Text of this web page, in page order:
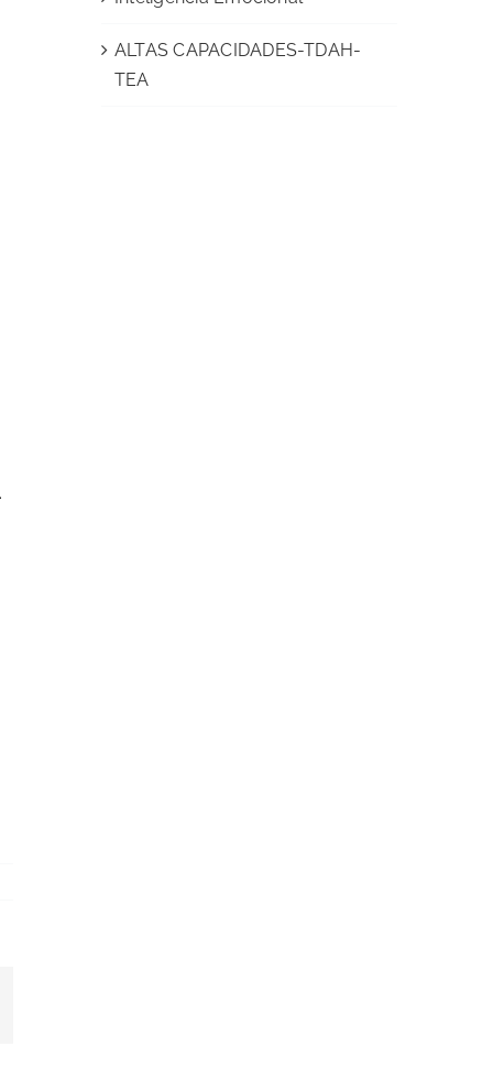
ALTAS CAPACIDADES-TDAH-
TEA